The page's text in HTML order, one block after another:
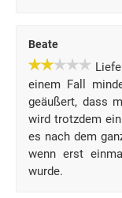
Beate
einem Fall
geäußert, dass
wird trotzdem
es nach dem
wenn erst
wurde.